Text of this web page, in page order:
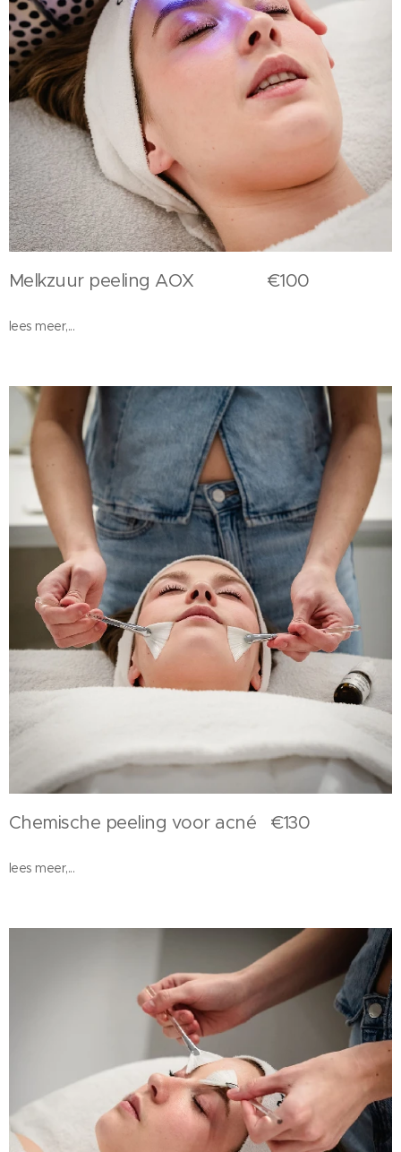
Melkzuur peeling AOX €100
lees meer,...
Chemische peeling voor acné €130
lees meer,...